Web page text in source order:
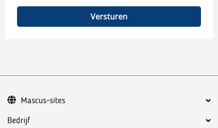
Versturen
Bedrijf
Mascus-sites